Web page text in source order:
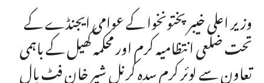
وزیر اعلی خیبرپختونخوا کے عوامی ایجنڈے کے
تحت ضلعی انتظامیہ کرم اور محکمہ کھیل کے باہمی
تعاون سے لوئر کرم سدہ کرنل شیر خان فٹ بال